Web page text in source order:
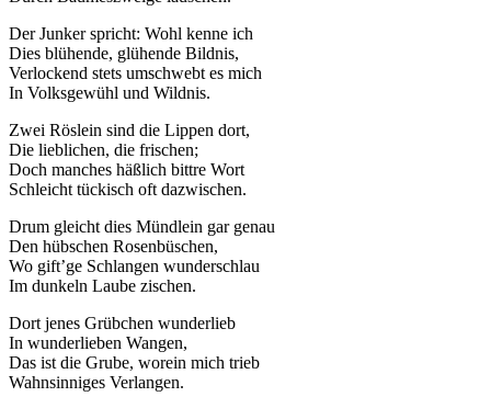
Der Junker spricht: Wohl kenne ich
Dies blühende, glühende Bildnis,
Verlockend stets umschwebt es mich
In Volksgewühl und Wildnis.
Zwei Röslein sind die Lippen dort,
Die lieblichen, die frischen;
Doch manches häßlich bittre Wort
Schleicht tückisch oft dazwischen.
Drum gleicht dies Mündlein gar genau
Den hübschen Rosenbüschen,
Wo gift’ge Schlangen wunderschlau
Im dunkeln Laube zischen.
Dort jenes Grübchen wunderlieb
In wunderlieben Wangen,
Das ist die Grube, worein mich trieb
Wahnsinniges Verlangen.